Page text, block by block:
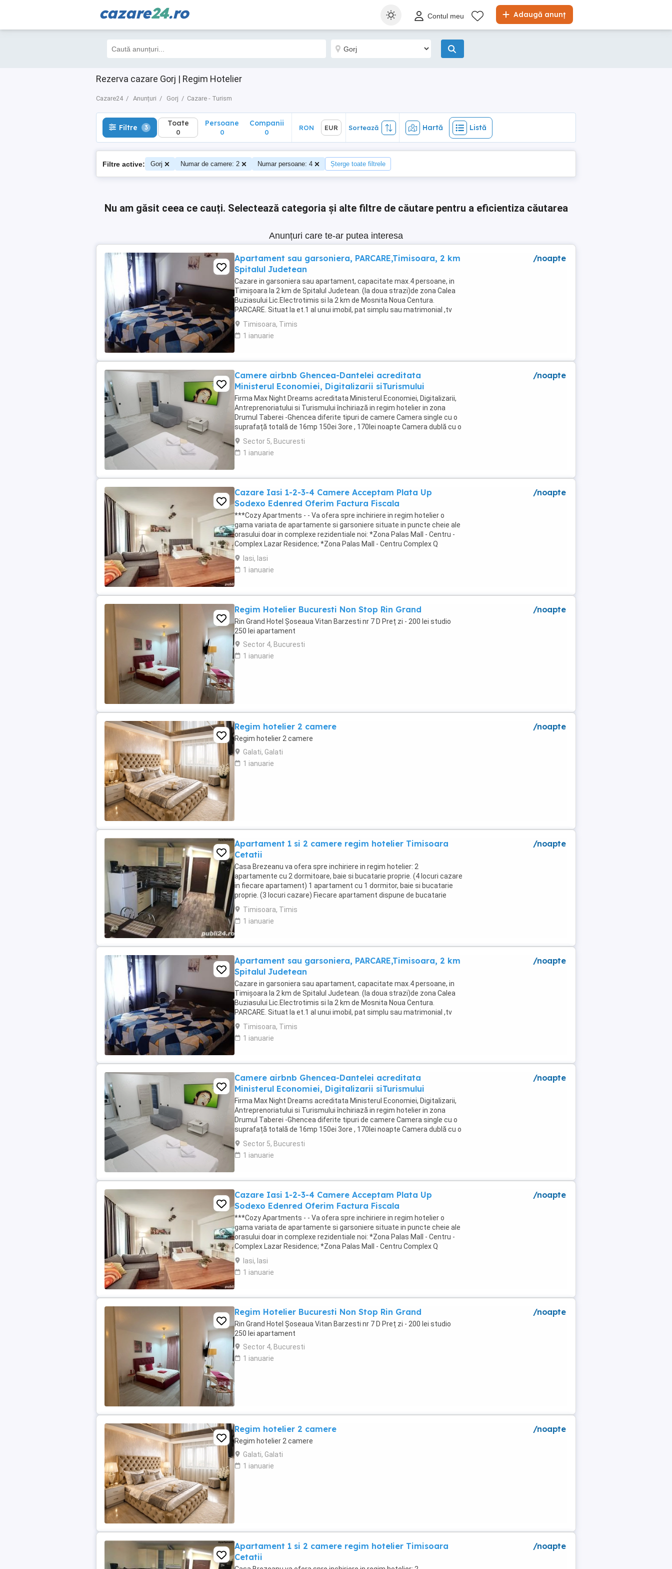
cazare24.ro Adaugă anunț
Contul meu
Rezerva cazare Gorj | Regim Hotelier
Cazare24 Anunțuri Gorj Cazare - Turism
Filtre 3 Toate
0
Hartă Listă
Filtre 3 Toate
0
Persoane
0
Companii
0
RON EUR Sortează Hartă Listă
Filtre active: Gorj Numar de camere: 2 Numar persoane: 4 Șterge toate filtrele
Nu am găsit ceea ce cauți. Selectează categoria și alte filtre de căutare pentru a eficientiza căutarea
Anunțuri care te-ar putea interesa
Apartament sau garsoniera, PARCARE,Timisoara, 2 km
Spitalul Judetean
Cazare in garsoniera sau apartament, capacitate max.4 persoane, in
Timișoara la 2 km de Spitalul Judetean. (la doua strazi)de zona Calea
Buziasului Lic.Electrotimis si la 2 km de Mosnita Noua Centura.
PARCARE. Situat la et.1 al unui imobil, pat simplu sau matrimonial ,tv
+wifi , frigider, mașină spălat, ...
Timisoara, Timis
1 ianuarie
/noapte
Camere airbnb Ghencea-Dantelei acreditata
Ministerul Economiei, Digitalizarii siTurismului
Firma Max Night Dreams acreditata Ministerul Economiei, Digitalizarii,
Antreprenoriatului si Turismului închiriază in regim hotelier in zona
Drumul Taberei -Ghencea diferite tipuri de camere Camera single cu o
suprafață totală de 16mp 150ei 3ore , 170lei noapte Camera dublă cu o
suprafață totală de ...
Sector 5, Bucuresti
1 ianuarie
/noapte
Cazare Iasi 1-2-3-4 Camere Acceptam Plata Up
Sodexo Edenred Oferim Factura Fiscala
***Cozy Apartments - - Va ofera spre inchiriere in regim hotelier o
gama variata de apartamente si garsoniere situate in puncte cheie ale
orasului doar in complexe rezidentiale noi: *Zona Palas Mall - Centru -
Complex Lazar Residence; *Zona Palas Mall - Centru Complex Q
Residence; *Zona Palas Mall - ...
Iasi, Iasi
1 ianuarie
/noapte
Regim Hotelier Bucuresti Non Stop Rin Grand
Rin Grand Hotel Șoseaua Vitan Barzesti nr 7 D Preț zi - 200 lei studio
250 lei apartament
Sector 4, Bucuresti
1 ianuarie
/noapte
Regim hotelier 2 camere
Regim hotelier 2 camere
Galati, Galati
1 ianuarie
/noapte
Apartament 1 si 2 camere regim hotelier Timisoara
Cetatii
Casa Brezeanu va ofera spre inchiriere in regim hotelier: 2
apartamente cu 2 dormitoare, baie si bucatarie proprie. (4 locuri cazare
in fiecare apartament) 1 apartament cu 1 dormitor, baie si bucatarie
proprie. (3 locuri cazare) Fiecare apartament dispune de bucatarie
complet utilata,baie cu cabina ...
Timisoara, Timis
1 ianuarie
/noapte
Apartament sau garsoniera, PARCARE,Timisoara, 2 km
Spitalul Judetean
Cazare in garsoniera sau apartament, capacitate max.4 persoane, in
Timișoara la 2 km de Spitalul Judetean. (la doua strazi)de zona Calea
Buziasului Lic.Electrotimis si la 2 km de Mosnita Noua Centura.
PARCARE. Situat la et.1 al unui imobil, pat simplu sau matrimonial ,tv
+wifi , frigider, mașină spălat, ...
Timisoara, Timis
1 ianuarie
/noapte
Camere airbnb Ghencea-Dantelei acreditata
Ministerul Economiei, Digitalizarii siTurismului
Firma Max Night Dreams acreditata Ministerul Economiei, Digitalizarii,
Antreprenoriatului si Turismului închiriază in regim hotelier in zona
Drumul Taberei -Ghencea diferite tipuri de camere Camera single cu o
suprafață totală de 16mp 150ei 3ore , 170lei noapte Camera dublă cu o
suprafață totală de ...
Sector 5, Bucuresti
1 ianuarie
/noapte
Cazare Iasi 1-2-3-4 Camere Acceptam Plata Up
Sodexo Edenred Oferim Factura Fiscala
***Cozy Apartments - - Va ofera spre inchiriere in regim hotelier o
gama variata de apartamente si garsoniere situate in puncte cheie ale
orasului doar in complexe rezidentiale noi: *Zona Palas Mall - Centru -
Complex Lazar Residence; *Zona Palas Mall - Centru Complex Q
Residence; *Zona Palas Mall - ...
Iasi, Iasi
1 ianuarie
/noapte
Regim Hotelier Bucuresti Non Stop Rin Grand
Rin Grand Hotel Șoseaua Vitan Barzesti nr 7 D Preț zi - 200 lei studio
250 lei apartament
Sector 4, Bucuresti
1 ianuarie
/noapte
Regim hotelier 2 camere
Regim hotelier 2 camere
Galati, Galati
1 ianuarie
/noapte
Apartament 1 si 2 camere regim hotelier Timisoara
Cetatii
/noapte